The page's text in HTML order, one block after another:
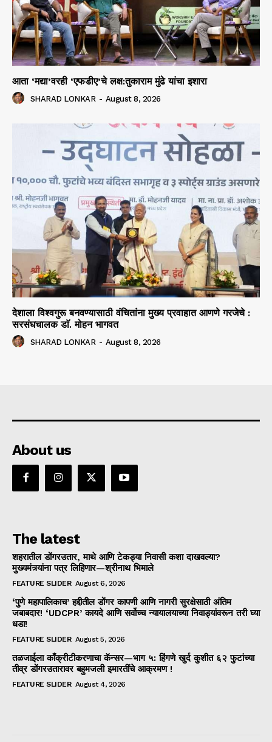
आता ‘मद्या’वरही ‘एफडीए’चे लक्ष:तुकाराम मुंढे यांचा इशारा
SHARAD LONKAR - August 8, 2026
देशाला विश्वगुरू बनवण्यासाठी वंचितांना मुख्य प्रवाहात आणणे गरजेचे :
सरसंघचालक डाॅ. मोहन भागवत
SHARAD LONKAR - August 8, 2026
About us
The latest
शहरातील डोंगरउतार, माथे आणि टेकड्या निवासी कशा दाखवल्या?
मुख्यमंत्र्यांना पत्र लिहिणार—श्रीनाथ भिमाले
FEATURE SLIDER August 6, 2026
‘पुणे महापालिकाच’ हद्दीतील डोंगर कापणी आणि नागरी सुरक्षेसाठी अंतिम
जबाबदार! ‘UDCPR’ कायदे आणि सर्वोच्च न्यायालयाच्या निवाड्यांवरून तरी घ्या
धडा!
FEATURE SLIDER August 5, 2026
तळजाईला काँक्रीटीकरणाचा कॅन्सर—भाग ५: हिंगणे खुर्द कुशीत ६२ फुटांच्या
तीव्र डोंगरउतारावर बहुमजली इमारतींचे आक्रमण !
FEATURE SLIDER August 4, 2026